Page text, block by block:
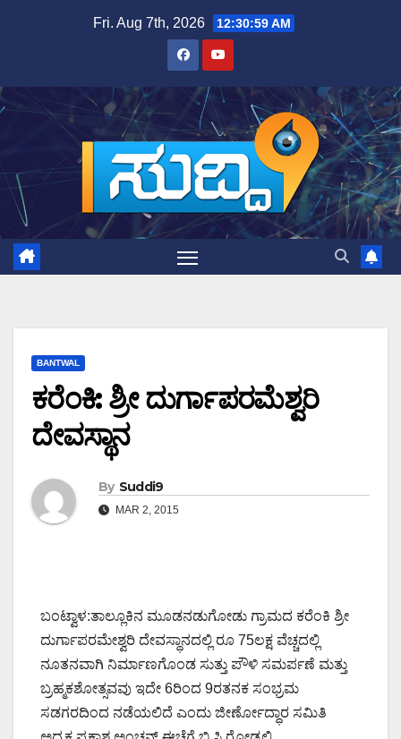
Fri. Aug 7th, 2026 12:31:00 AM
BANTWAL
ಕರೆಂಕಿ: ಶ್ರೀ ದುರ್ಗಾಪರಮೆಶ್ವರಿ
ದೇವಸ್ಥಾನ
By Suddi9
MAR 2, 2015
ಬಂಟ್ವಾಳ:ತಾಲ್ಲೂಕಿನ ಮೂಡನಡುಗೋಡು ಗ್ರಾಮದ ಕರೆಂಕಿ ಶ್ರೀ
ದುರ್ಗಾಪರಮೇಶ್ವರಿ ದೇವಸ್ಥಾನದಲ್ಲಿ ರೂ 75ಲಕ್ಷ ವೆಚ್ಚದಲ್ಲಿ
ನೂತನವಾಗಿ ನಿರ್ಮಾಣಗೊಂಡ ಸುತ್ತು ಪೌಳಿ ಸಮರ್ಪಣೆ ಮತ್ತು
ಬ್ರಹ್ಮಕಶೋತ್ಸವವು ಇದೇ 6ರಿಂದ 9ರತನಕ ಸಂಭ್ರಮ
ಸಡಗರದಿಂದ ನಡೆಯಲಿದೆ ಎಂದು ಜೀರ್ಣೋದ್ಧಾರ ಸಮಿತಿ